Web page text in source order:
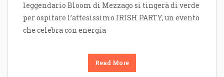
leggendario Bloom di Mezzago si tingerà di verde
per ospitare l’attesissimo IRISH PARTY, un evento
che celebra con energia
Read More